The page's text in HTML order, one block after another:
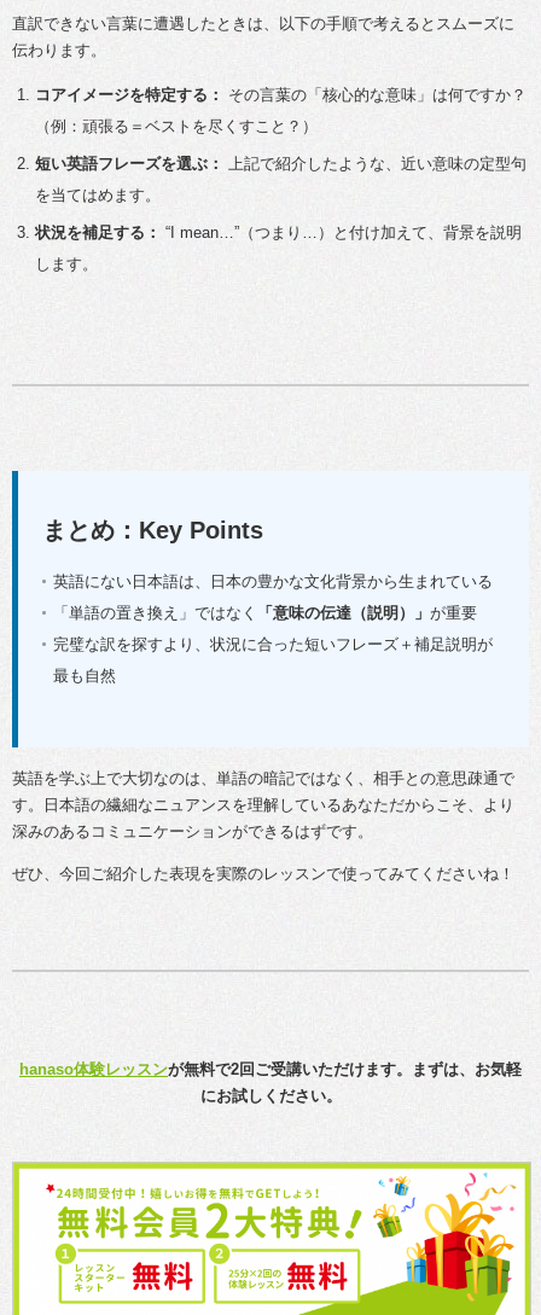
直訳できない言葉に遭遇したときは、以下の手順で考えるとスムーズに
伝わります。
コアイメージを特定する：
その言葉の「核心的な意味」は何ですか？
（例：頑張る＝ベストを尽くすこと？）
短い英語フレーズを選ぶ：
上記で紹介したような、近い意味の定型句
を当てはめます。
状況を補足する： “I mean…”（つまり…）と付け加えて、背景を説明
します。
まとめ：Key Points
英語にない日本語は、日本の豊かな文化背景から生まれている
「単語の置き換え」ではなく
「意味の伝達（説明）」 が重要
完璧な訳を探すより、状況に合った短いフレーズ＋補足説明が
最も自然
英語を学ぶ上で大切なのは、単語の暗記ではなく、相手との意思疎通で
す。日本語の繊細なニュアンスを理解しているあなただからこそ、より
深みのあるコミュニケーションができるはずです。
ぜひ、今回ご紹介した表現を実際のレッスンで使ってみてくださいね！
hanaso体験レッスンが無料で2回ご受講いただけます。まずは、お気軽
にお試しください。